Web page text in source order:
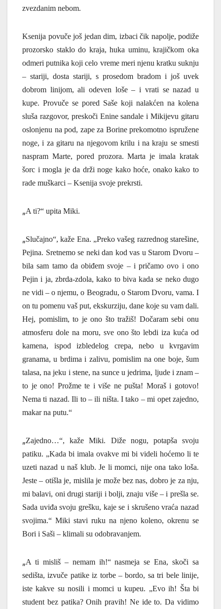
zvezdanim nebom.
Ksenija povuče još jedan dim, izbaci čik napolje, podiže
prozorsko staklo do kraja, huka uminu, krajičkom oka
odmeri putnika koji celo vreme meri njenu kratku suknju
– stariji, dosta stariji, s prosedom bradom i još uvek
dobrom linijom, ali odeven loše – i vrati se nazad u
kupe. Provuče se pored Saše koji nalakćen na kolena
sluša razgovor, preskoči Enine sandale i Mikijevu gitaru
oslonjenu na pod, zape za Borine prekomotno ispružene
noge, i za gitaru na njegovom krilu i na kraju se smesti
naspram Marte, pored prozora. Marta je imala kratak
šorc i mogla je da drži noge kako hoće, onako kako to
rade muškarci – Ksenija svoje prekrsti.
„A ti?“ upita Miki.
„Slučajno“, kaže Ena. „Preko vašeg razrednog starešine,
Pejina. Sretnemo se neki dan kod vas u Starom Dvoru –
bila sam tamo da obiđem svoje – i pričamo ovo i ono
Pejin i ja, zbrda-zdola, kako to biva kada se neko dugo
ne vidi – o njemu, o Beogradu, o Starom Dvoru, vama. I
on tu pomenu vaš put, ekskurziju, dane koje su vam dali.
Hej, pomislim, to je ono što tražiš! Dočaram sebi onu
atmosferu dole na moru, sve ono što lebdi iza kuća od
kamena, ispod izbledelog crepa, nebo u kvrgavim
granama, u brdima i zalivu, pomislim na one boje, šum
talasa, na jeku i stene, na sunce u jedrima, ljude i znam –
to je ono! Prožme te i više ne pušta! Moraš i gotovo!
Nema ti nazad. Ili to – ili ništa. I tako – mi opet zajedno,
makar na putu.“
„Zajedno…“, kaže Miki. Diže nogu, potapša svoju
patiku. „Kada bi imala ovakve mi bi videli hoćemo li te
uzeti nazad u naš klub.Je li momci, nije ona tako loša.
Jeste – otišla je, mislila je može bez nas, dobro je za nju,
mi balavi, oni drugi stariji i bolji, znaju više – i prešla se.
Sada uviđa svoju grešku, kaje se i skrušeno vraća nazad
svojima.“ Miki stavi ruku na njeno koleno, okrenu se
Bori i Saši – klimali su odobravanjem.
„A ti misliš – nemam ih!“ nasmeja se Ena, skoči sa
sedišta, izvuče patike iz torbe – bordo, sa tri bele linije,
iste kakve su nosili i momci u kupeu. „Evo ih! Šta bi
student bez patika? Onih pravih! Ne ide to. Da vidimo